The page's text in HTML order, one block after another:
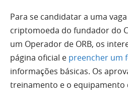
Para se candidatar a uma
criptomoeda do fundador do
um Operador de ORB, os
página oficial e preencher um
informações básicas. Os
treinamento e o equipamento